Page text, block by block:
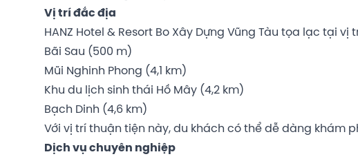
Vị trí đắc địa
HANZ Hotel & Resort Bo Xây Dựng Vũng Tàu tọa lạc tại
Bãi Sau (500 m)
Mũi Nghinh Phong (4,1 km)
Khu du lịch sinh thái Hồ Mây (4,2 km)
Bạch Dinh (4,6 km)
Với vị trí thuận tiện này, du khách có thể dễ dàng khám
Dịch vụ chuyên nghiệp